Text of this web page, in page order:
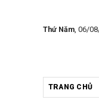
Thứ Năm, 06/
TRANG CHỦ